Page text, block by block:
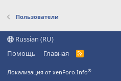
Пользователи
Russian (RU)
Помощь
Главная
R
Локализация от xenForo.Info®